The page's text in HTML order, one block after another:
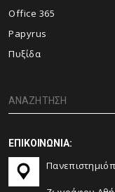
Office 365
Papyrus
Πυξίδα
ΕΠΙΚΟΙΝΩΝΙΑ: